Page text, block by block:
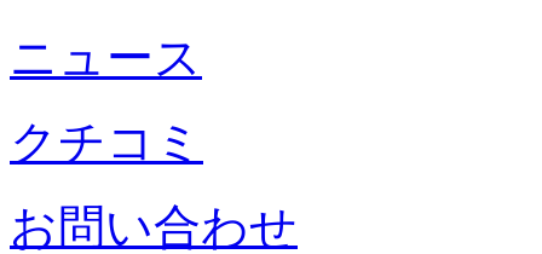
ニュース
クチコミ
お問い合わせ